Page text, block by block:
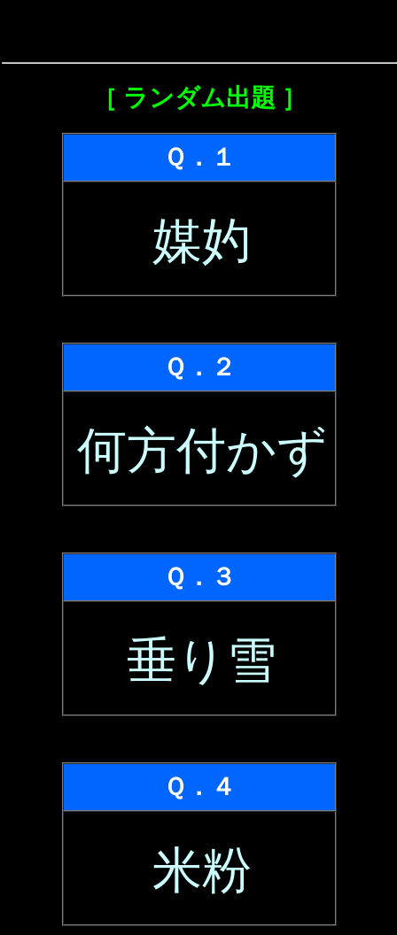
［ ランダム出題 ］
Ｑ．１
媒妁
Ｑ．２
何方付かず
Ｑ．３
垂り雪
Ｑ．４
米粉